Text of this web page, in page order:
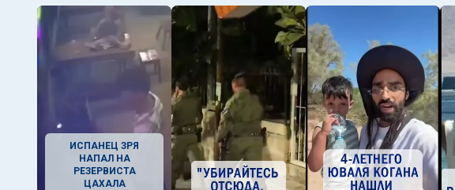
ИСПАНЕЦ ЗРЯ
НАПАЛ НА
РЕЗЕРВИСТА
ЦАХАЛА